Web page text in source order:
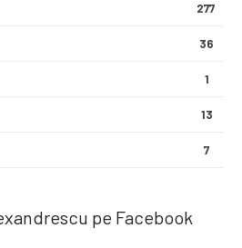
277
36
1
13
7
pe Facebook